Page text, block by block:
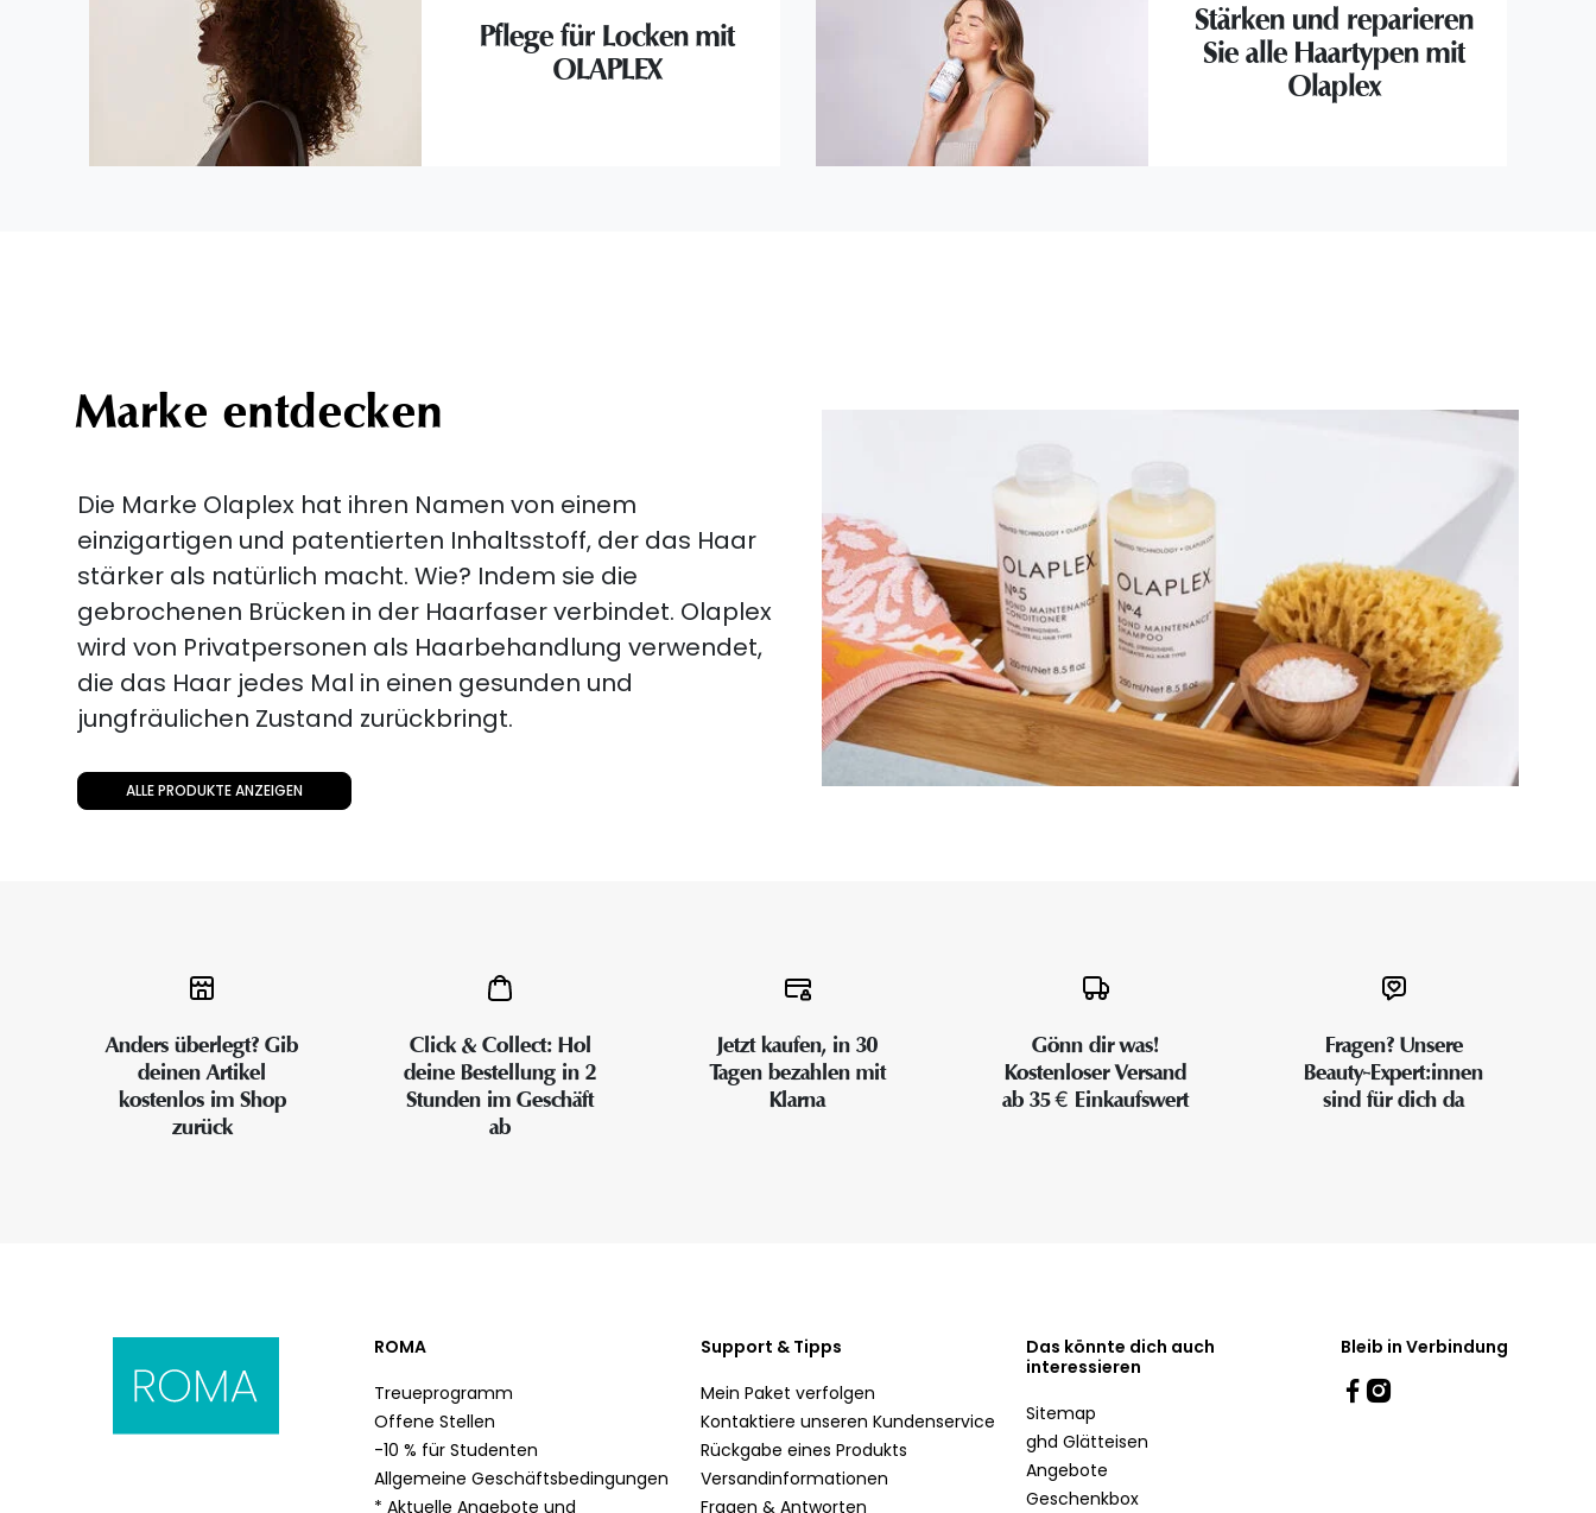
Pflege für Locken mit
OLAPLEX
Stärken und reparieren
Sie alle Haartypen mit
Olaplex
Marke entdecken
Die Marke Olaplex hat ihren Namen von einem
einzigartigen und patentierten Inhaltsstoff, der das Haar
stärker als natürlich macht. Wie? Indem sie die
gebrochenen Brücken in der Haarfaser verbindet. Olaplex
wird von Privatpersonen als Haarbehandlung verwendet,
die das Haar jedes Mal in einen gesunden und
jungfräulichen Zustand zurückbringt.
ALLE PRODUKTE ANZEIGEN
Anders überlegt? Gib
deinen Artikel
kostenlos im Shop
zurück
Click & Collect: Hol
deine Bestellung in 2
Stunden im Geschäft
ab
Jetzt kaufen, in 30
Tagen bezahlen mit
Klarna
Gönn dir was!
Kostenloser Versand
ab 35 € Einkaufswert
Fragen? Unsere
Beauty-Expert:innen
sind für dich da
ROMA
Treueprogramm
Offene Stellen
-10 % für Studenten
Allgemeine Geschäftsbedingungen
* Aktuelle Angebote und
Support & Tipps
Mein Paket verfolgen
Kontaktiere unseren Kundenservice
Rückgabe eines Produkts
Versandinformationen
Fragen & Antworten
Das könnte dich auch
interessieren
Sitemap
ghd Glätteisen
Angebote
Geschenkbox
Bleib in Verbindung